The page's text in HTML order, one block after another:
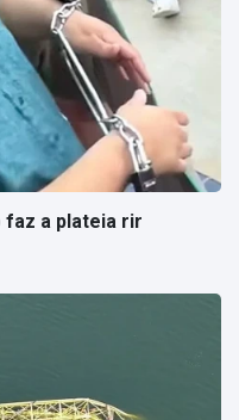
faz a plateia rir